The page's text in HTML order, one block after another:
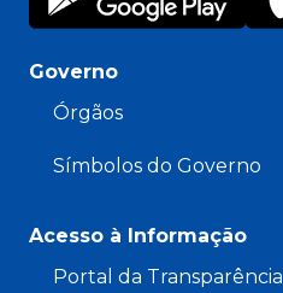
Governo
Órgãos
Símbolos do Governo
Acesso à Informação
Portal da Transparência